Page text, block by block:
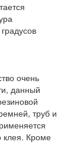
очень
данный
труб и
клея. Кроме